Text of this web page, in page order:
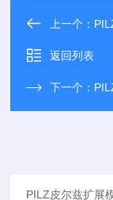
上一个：
返回列表
下一个：